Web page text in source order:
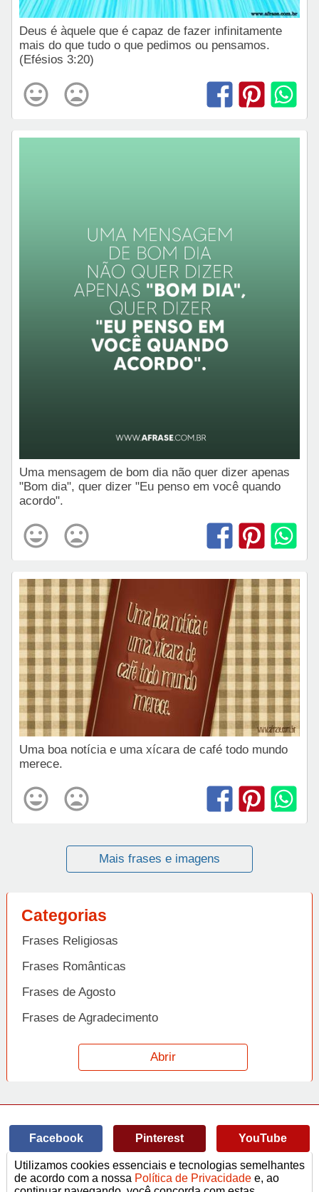
Deus é àquele que é capaz de fazer infinitamente
mais do que tudo o que pedimos ou pensamos.
(Efésios 3:20)
Uma mensagem de bom dia não quer dizer apenas
"Bom dia", quer dizer "Eu penso em você quando
acordo".
Uma boa notícia e uma xícara de café todo mundo
merece.
Mais frases e imagens
Categorias
Frases Religiosas
Frases Românticas
Frases de Agosto
Frases de Agradecimento
Frases de Amizade
Frases de Amor
Frases de Arrependimento
Frases de Atitude
Abrir
Facebook Pinterest YouTube
© Copyright 2014-2022A Frase.
Utilizamos cookies essenciais e tecnologias semelhantes
de acordo com a nossa Política de Privacidade e, ao